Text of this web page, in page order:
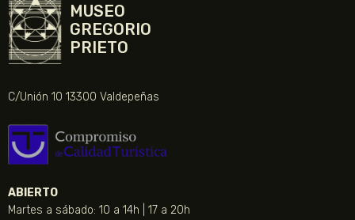
MUSEO
GREGORIO
PRIETO
C/Unión 10 13300 Valdepeñas
ABIERTO
Martes a sábado: 10 a 14h | 17 a 20h